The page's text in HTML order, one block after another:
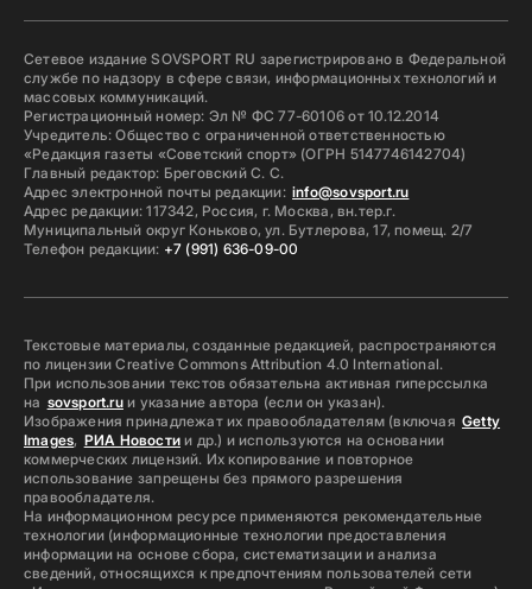
Сетевое издание SOVSPORT RU зарегистрировано в Федеральной
службе по надзору в сфере связи, информационных технологий и
массовых коммуникаций.
Регистрационный номер: Эл № ФС 77-60106 от 10.12.2014
Учредитель: Общество с ограниченной ответственностью
«Редакция газеты «Советский спорт» (ОГРН 5147746142704)
Главный редактор: Бреговский С. С.
Адрес электронной почты редакции: info@sovsport.ru
Адрес редакции: 117342, Россия, г. Москва, вн.тер.г.
Муниципальный округ Коньково, ул. Бутлерова, 17, помещ. 2/7
Телефон редакции: +7 (991) 636-09-00
Текстовые материалы, созданные редакцией, распространяются
по лицензии Creative Commons Attribution 4.0 International.
При использовании текстов обязательна активная гиперссылка
на sovsport.ruи указание автора (если он указан).
Изображения принадлежат их правообладателям (включая Getty
Images, РИА Новостии др.) и используются на основании
коммерческих лицензий. Их копирование и повторное
использование запрещены без прямого разрешения
правообладателя.
На информационном ресурсе применяются рекомендательные
технологии (информационные технологии предоставления
информации на основе сбора, систематизации и анализа
сведений, относящихся к предпочтениям пользователей сети